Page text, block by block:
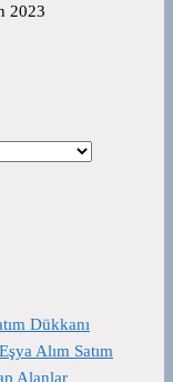
2023
Dükkanı
Alım Satım
Alanlar